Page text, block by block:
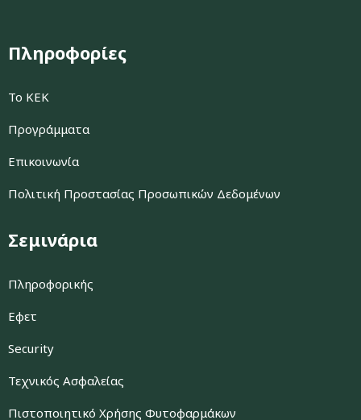
Πληροφορίες
Το ΚΕΚ
Προγράμματα
Επικοινωνία
Πολιτική Προστασίας Προσωπικών Δεδομένων
Σεμινάρια
Πληροφορικής
Εφετ
Security
Τεχνικός Ασφαλείας
Πιστοποιητικό Χρήσης Φυτοφαρμάκων